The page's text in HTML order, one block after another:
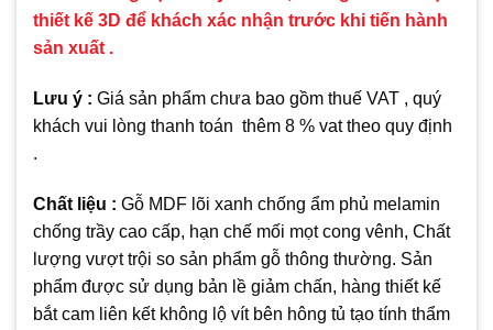
thiết kế 3D để khách xác nhận trước khi tiến hành
sản xuất .
Lưu ý : Giá sản phẩm chưa bao gồm thuế VAT , quý
khách vui lòng thanh toán thêm 8 % vat theo quy định
.
Chất liệu : Gỗ MDF lõi xanh chống ẩm phủ melamin
chống trầy cao cấp, hạn chế mối mọt cong vênh, Chất
lượng vượt trội so sản phẩm gỗ thông thường. Sản
phẩm được sử dụng bản lề giảm chấn, hàng thiết kế
bắt cam liên kết không lộ vít bên hông tủ tạo tính thẩm